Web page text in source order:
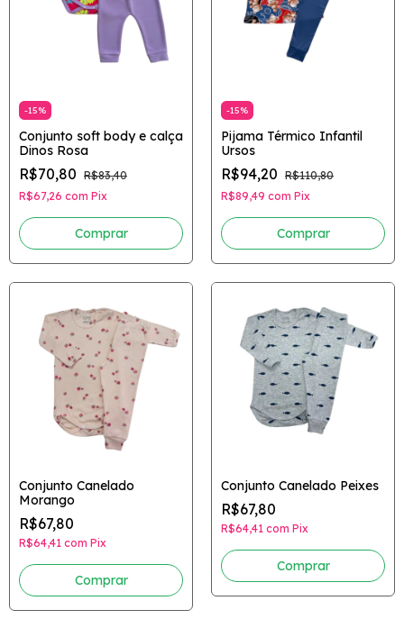
-15%
Conjunto soft body e calça
Dinos Rosa
R$70,80 R$83,40
R$67,26 com Pix
Comprar
-15%
Pijama Térmico Infantil
Ursos
R$94,20 R$110,80
R$89,49 com Pix
Comprar
Conjunto Canelado
Morango
R$67,80
R$64,41 com Pix
Comprar
Conjunto Canelado Peixes
R$67,80
R$64,41 com Pix
Comprar